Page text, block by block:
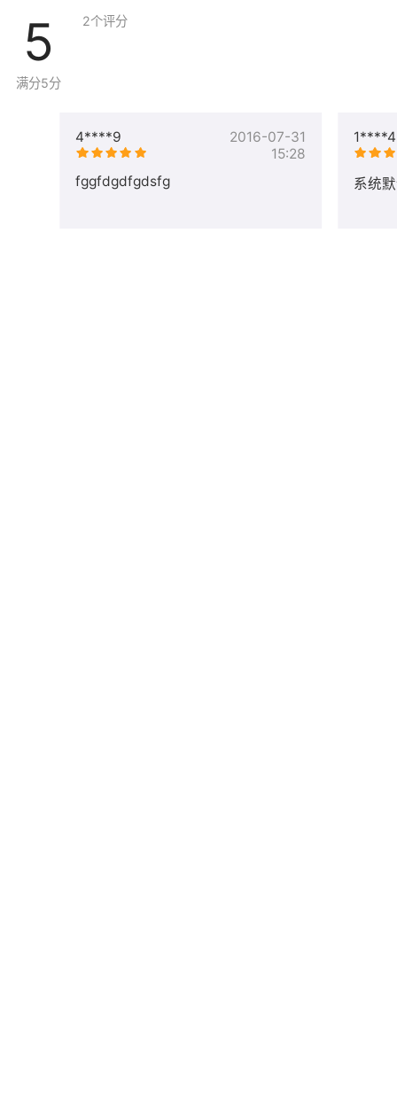
5
满分5分
2个评分
4****9
2016-07-31
15:28
fggfdgdfgdsfg
1****4
系统